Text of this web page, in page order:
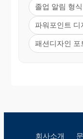
졸업 알림 형
파워포인트 디
패션디자인 포
회사소개